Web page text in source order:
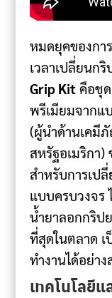
หมดยุคของกา
เวลาเปลี่ยนก
Grip Kit คือชุ
พรีเมียมจากแ
(ผู้นำด้านเคมี
สหรัฐอเมริกา
สำหรับการเป
แบบครบวงจร
น้ำยาลอกกริป
ที่สุดในตลาด
ทำงานได้อย่าง
เทคโนโลยี